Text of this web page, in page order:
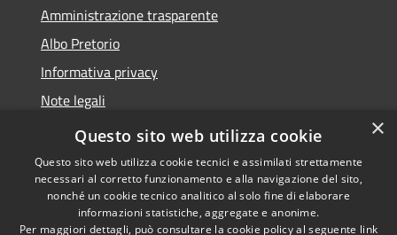
Amministrazione trasparente
Albo Pretorio
Informativa privacy
Note legali
Dichiarazione di accessibilità
Copyright © 2026 • Comune di
×
Questo sito web utilizza cookie
Questo sito web utilizza cookie tecnici e assimilati strettamente
necessari al corretto funzionamento e alla navigazione del sito,
nonché un cookie tecnico analitico al solo fine di elaborare
informazioni statistiche, aggregate e anonime.
Per maggiori dettagli, può consultare la cookie policy al seguente link